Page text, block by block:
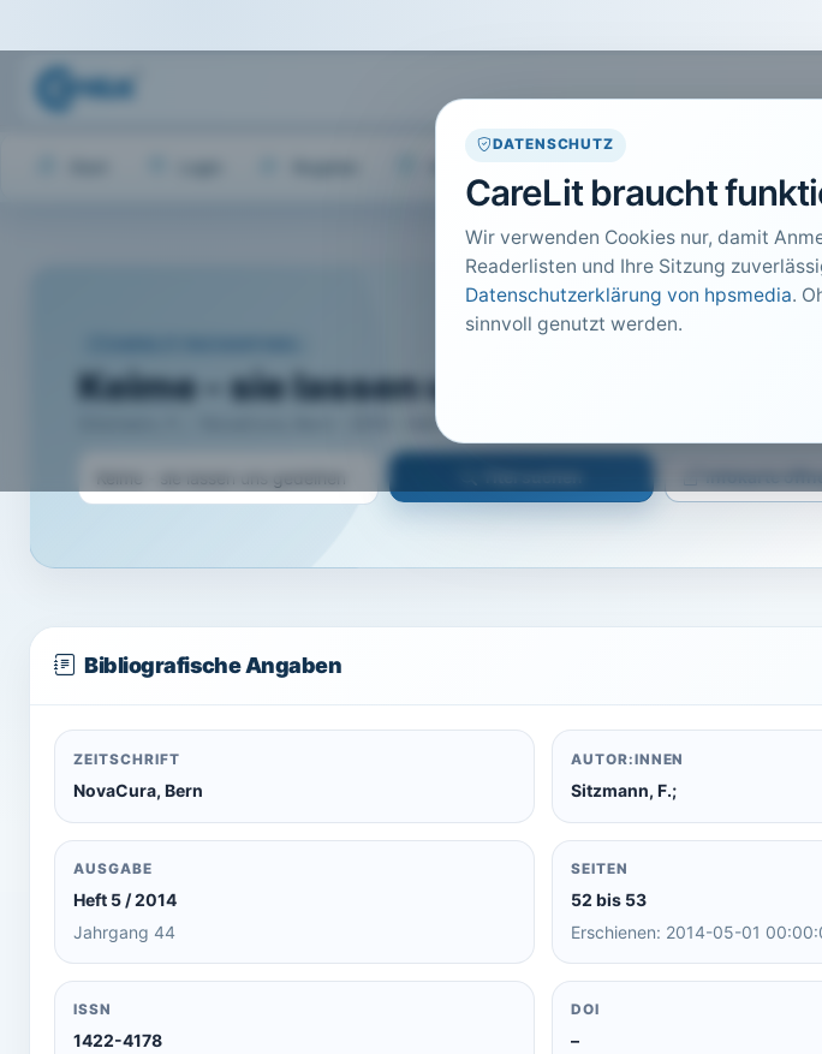
DATENSCHUTZ
CareLit braucht
Wir verwenden Cookies nur, damit
Readerlisten und Ihre Sitzung
Datenschutzerklärung von hpsmedia.
sinnvoll genutzt werden.
Keime - sie lassen uns gedeihen
Sitzmann, F.; · NovaCura, Bern · 2014 · Heft 5 · S. 52 bis 53
Bibliografische Angaben
ZEITSCHRIFT
NovaCura, Bern
AUTOR:INNEN
Sitzmann, F.;
AUSGABE
Heft 5 / 2014
Jahrgang 44
SEITEN
52 bis 53
Erschienen: 2014-05-01
ISSN
1422-4178
DOI
–